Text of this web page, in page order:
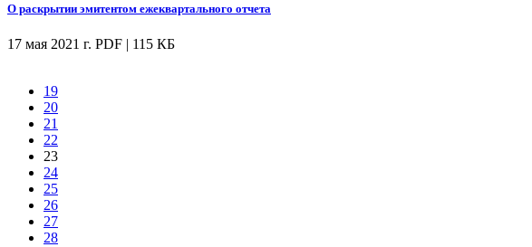
О раскрытии эмитентом ежеквартального отчета
17 мая 2021 г. PDF | 115 КБ
19
20
21
22
23
24
25
26
27
28